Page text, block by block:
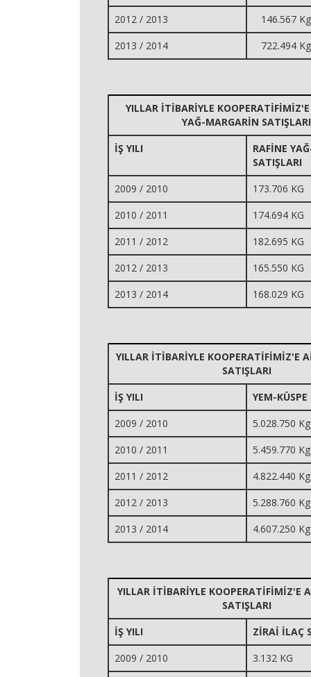
2012 / 2013
146.567 Kg
2013 / 2014
722.494 Kg
YILLAR İTİBARİYLE
YAĞ-MARGARİN SATIŞLARI
İŞ YILI
RAFİNE
SATIŞLARI
2009 / 2010
173.706 KG
2010 / 2011
174.694 KG
2011 / 2012
182.695 KG
2012 / 2013
165.550 KG
2013 / 2014
168.029 KG
YILLAR İTİBARİYLE KOOPERATİFİMİZ'E
SATIŞLARI
İŞ YILI
YEM-
2009 / 2010
5.028.750 Kg
2010 / 2011
5.459.770 Kg
2011 / 2012
4.822.440 Kg
2012 / 2013
5.288.760 Kg
2013 / 2014
4.607.250 Kg
YILLAR İTİBARİYLE KOOPERATİFİMİZ'E
SATIŞLARI
İŞ YILI
ZİRAİ İLAÇ
2009 / 2010
3.132 KG